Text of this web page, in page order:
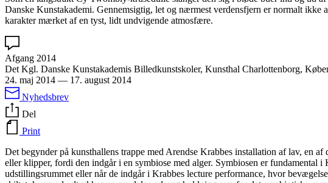
Danske Kunstakademi. Gennemsigtig, let og nærmest verdensfjern er normalt
karakter mærket af en tyst, lidt undvigende atmosfære.
Afgang 2014
Det Kgl. Danske Kunstakademis Billedkunstskoler, Kunsthal Charlottenborg,
24. maj 2014 — 17. august 2014
Nyhedsbrev
Del
Print
Det begynder på kunsthallens trappe med Arendse Krabbes installation af lav, en
eller klipper, fordi den indgår i en symbiose med alger. Symbiosen er
udstillingsrummet eller når de indgår i Krabbes lecture performance, hvor